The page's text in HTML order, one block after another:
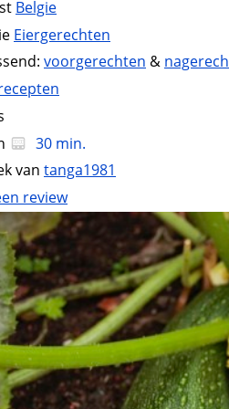
Belgie
Eiergerechten
voorgerechten &
30 min.
van tanga1981
review